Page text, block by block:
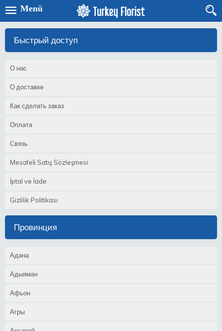
Menü
Быстрый доступ
О нас
О доставке
Как сделать заказ
Оплата
Связь
Mesafeli Satış Sözleşmesi
İptal ve İade
Gizlilik Politikası
Провинция
Адана
Адыяман
Афьон
Агры